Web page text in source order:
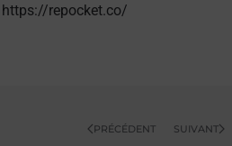
https://repocket.co/
PRÉCÉDENT SUIVANT